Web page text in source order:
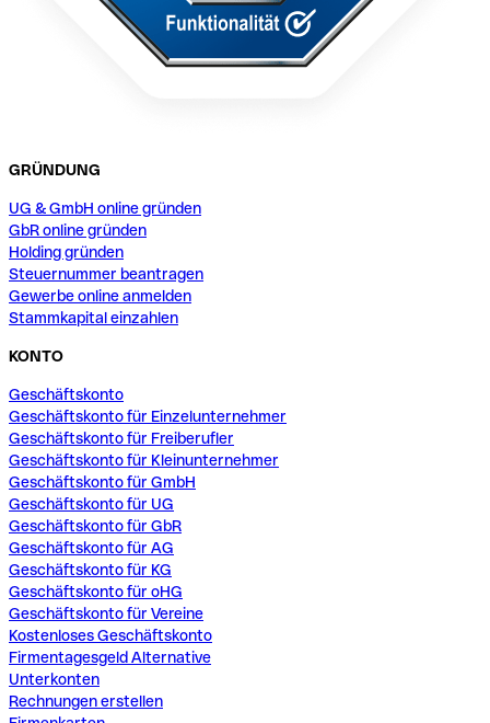
GRÜNDUNG
UG & GmbH online gründen
GbR online gründen
Holding gründen
Steuernummer beantragen
Gewerbe online anmelden
Stammkapital einzahlen
KONTO
Geschäftskonto
Geschäftskonto für Einzelunternehmer
Geschäftskonto für Freiberufler
Geschäftskonto für Kleinunternehmer
Geschäftskonto für GmbH
Geschäftskonto für UG
Geschäftskonto für GbR
Geschäftskonto für AG
Geschäftskonto für KG
Geschäftskonto für oHG
Geschäftskonto für Vereine
Kostenloses Geschäftskonto
Firmentagesgeld Alternative
Unterkonten
Rechnungen erstellen